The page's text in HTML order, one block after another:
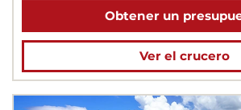
Obtener un
Ver el crucero